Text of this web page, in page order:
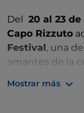
Del 20 al 23
Capo Rizzuto
Festival , una
amantes de la
Mostrar más